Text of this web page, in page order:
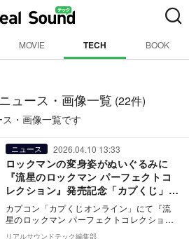
MOVIE TECH BOOK
ュース・画像一覧 (22件)
・画像一覧です
ニュース 2026.04.10 13:33
ロックマンの変身姿がぬいぐるみに
『流星のロックマン パーフェクトコ
レクション』発売記念「カプくじ」が
登場
カプコン「カプくじオンライン」にて『流
星のロックマン パーフェクトコレクショ
ン』発売記念のオリジナル商品が全43種展
リアルサウンドテック編集部